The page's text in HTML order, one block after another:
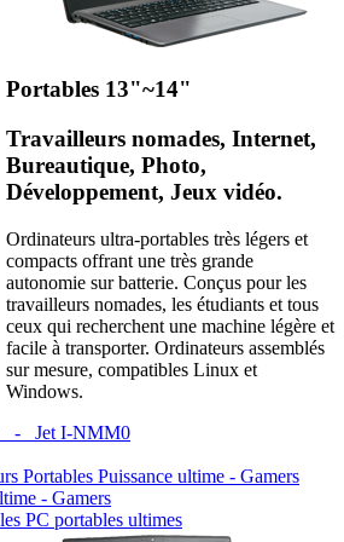
Portables 13"~14"
Travailleurs nomades, Internet,
Bureautique, Photo,
Développement, Jeux vidéo.
Ordinateurs ultra-portables très légers et
compacts offrant une très grande
autonomie sur batterie. Conçus pour les
travailleurs nomades, les étudiants et tous
ceux qui recherchent une machine légère et
facile à transporter. Ordinateurs assemblés
sur mesure, compatibles Linux et
Windows.
- Jet I-NMM0
- Gamers
PC portables ultimes